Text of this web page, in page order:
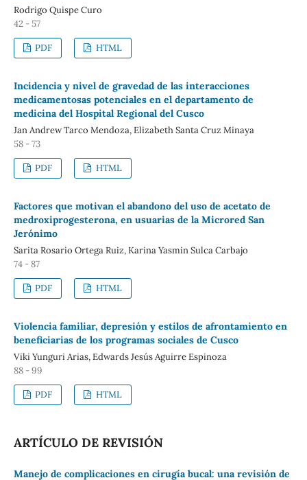
Rodrigo Quispe Curo
42 - 57
PDF HTML
Incidencia y nivel de gravedad de las interacciones
medicamentosas potenciales en el departamento de
medicina del Hospital Regional del Cusco
Jan Andrew Tarco Mendoza, Elizabeth Santa Cruz Minaya
58 - 73
PDF HTML
Factores que motivan el abandono del uso de acetato de
medroxiprogesterona, en usuarias de la Microred San
Jerónimo
Sarita Rosario Ortega Ruiz, Karina Yasmin Sulca Carbajo
74 - 87
PDF HTML
Violencia familiar, depresión y estilos de afrontamiento en
beneficiarias de los programas sociales de Cusco
Viki Yunguri Arias, Edwards Jesús Aguirre Espinoza
88 - 99
PDF HTML
ARTÍCULO DE REVISIÓN
Manejo de complicaciones en cirugía bucal: una revisión de